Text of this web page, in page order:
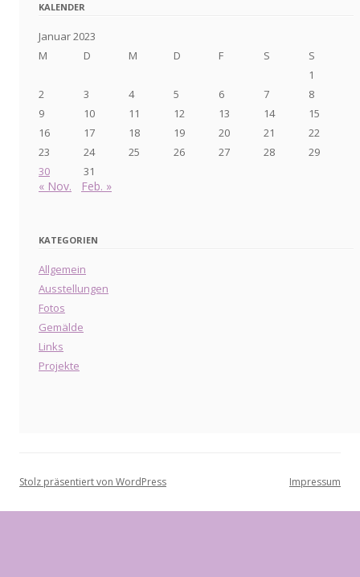
KALENDER
Januar 2023
M
D M D F S
S
1
2
3 4 5 6 7
8
9
10 11 12 13 14
15
16
17 18 19 20 21
22
23
24 25 26 27 28
29
30
31
« Nov. Feb. »
KATEGORIEN
Allgemein
Ausstellungen
Fotos
Gemälde
Links
Projekte
Stolz präsentiert von WordPress Impressum